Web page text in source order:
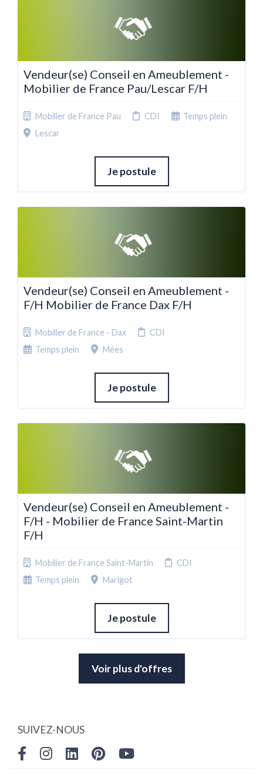
Vendeur(se) Conseil en Ameublement -
Mobilier de France Pau/Lescar F/H
Mobilier de France Pau CDI
Temps plein
Lescar
Je postule
Vendeur(se) Conseil en Ameublement -
F/H Mobilier de France Dax F/H
Mobilier de France - Dax
CDI
Temps plein
Mées
Je postule
Vendeur(se) Conseil en Ameublement -
F/H - Mobilier de France Saint-Martin
F/H
Mobilier de France Saint-Martin
CDI
Temps plein
Marigot
Je postule
Voir plus d'offres
SUIVEZ-NOUS